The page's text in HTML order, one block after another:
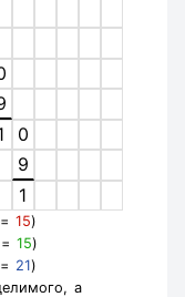
0
9
1
15)
15)
21)
а